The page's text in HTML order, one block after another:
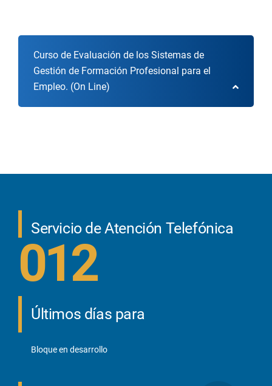
Curso de Evaluación de los Sistemas de
Gestión de Formación Profesional para el
Empleo. (On Line)
Servicio de Atención Telefónica
012
Últimos días para
Bloque en desarrollo